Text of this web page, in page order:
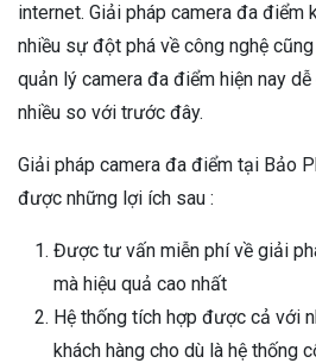
internet. Giải pháp camera đa điểm
nhiều sự đột phá về công nghệ
quản lý camera đa điểm hiện nay
nhiều so với trước đây.
Giải pháp camera đa điểm tại Bảo
được những lợi ích sau :
Được tư vấn miễn phí về giải
mà hiệu quả cao nhất
Hệ thống tích hợp được cả với
khách hàng cho dù là hệ thống